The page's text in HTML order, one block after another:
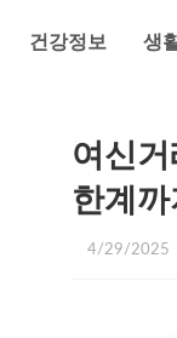
건강정보 생
여신
한계까
4/29/2025